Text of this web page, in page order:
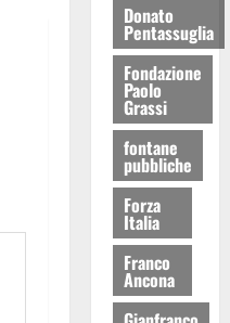
Donato
Pentassuglia
Fondazione
Paolo
Grassi
fontane
pubbliche
Forza
Italia
Franco
Ancona